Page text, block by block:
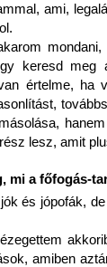
ami,
keresd meg
értelme, ha
lesz, amit
mi a főfogás-
és jópofák,
amiben